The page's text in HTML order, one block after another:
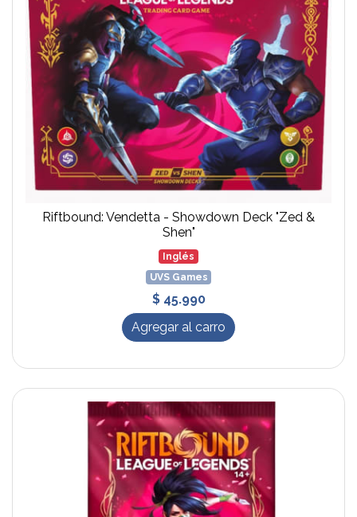
Riftbound: Vendetta - Showdown Deck "Zed &
Shen"
Inglés
UVS Games
$ 45.990
Agregar al carro